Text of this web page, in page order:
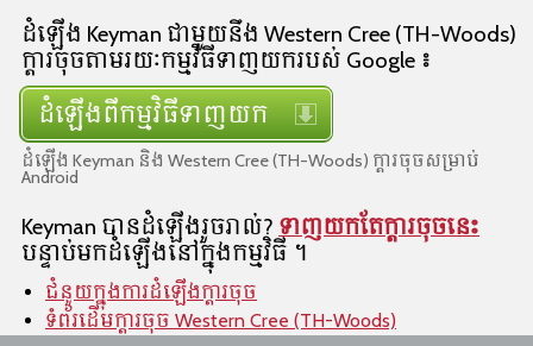
ដំឡើង Keyman ជាមួយនឹង Western Cree (TH-Woods)
ក្ដារចុចតាមរយៈកម្មវិធីទាញយករបស់ Google៖
ដំឡើងពីកម្មវិធីទាញយក
ដំឡើង Keyman និង Western Cree (TH-Woods) ក្ដារចុចសម្រាប់
Android
Keyman បានដំឡើងរួចរាល់? ទាញយកតែក្ដារចុចនេះ
បន្ទាប់មកដំឡើងនៅក្នុងកម្មវិធី។
ជំនួយក្នុងការដំឡើងក្ដារចុច
ទំព័រដើមក្ដារចុច Western Cree (TH-Woods)